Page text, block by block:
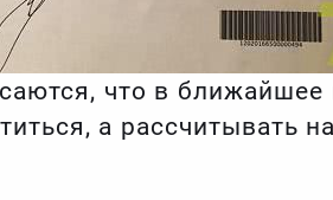
что в
а рассчитывать